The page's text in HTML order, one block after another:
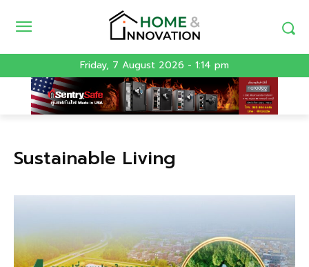
Friday, 7 August 2026 - 1:14 pm
Sustainable Living